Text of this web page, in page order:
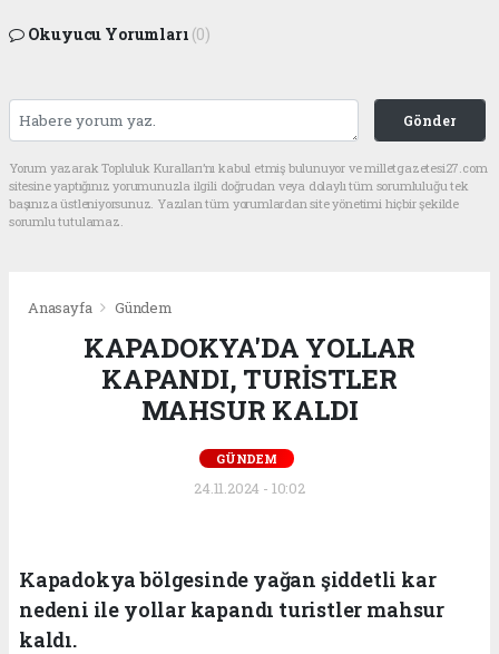
Okuyucu Yorumları (0)
Gönder
Yorum yazarak Topluluk Kuralları’nı kabul etmiş bulunuyor ve milletgazetesi27.com
sitesine yaptığınız yorumunuzla ilgili doğrudan veya dolaylı tüm sorumluluğu tek
başınıza üstleniyorsunuz. Yazılan tüm yorumlardan site yönetimi hiçbir şekilde
sorumlu tutulamaz.
Anasayfa Gündem
KAPADOKYA'DA YOLLAR
KAPANDI, TURİSTLER
MAHSUR KALDI
GÜNDEM
24.11.2024 - 10:02
Kapadokya bölgesinde yağan şiddetli kar
nedeni ile yollar kapandı turistler mahsur
kaldı.